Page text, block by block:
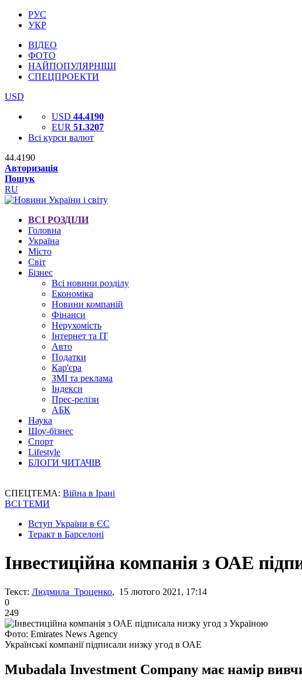
РУС
УКР
ВІДЕО
ФОТО
НАЙПОПУЛЯРНІШІ
СПЕЦПРОЕКТИ
USD
USD 44.4190
EUR 51.3207
Всі курси валют
44.4190
Авторизація
Пошук
RU
ВСІ РОЗДІЛИ
Головна
Україна
Місто
Світ
Бізнес
Всі новини розділу
Економіка
Новини компаній
Фінанси
Нерухомість
Інтернет та IT
Авто
Податки
Кар'єра
ЗМІ та реклама
Індекси
Прес-релізи
АБК
Наука
Шоу-бізнес
Спорт
Lifestyle
БЛОГИ ЧИТАЧІВ
СПЕЦТЕМА: Війна в Ірані
ВСІ ТЕМИ
Вступ України в ЄС
Теракт в Барселоні
Інвестиційна компанія з ОАЕ
Текст: Людмила Троценко, 15 лютого 2021, 17:14
0
249
Фото: Emirates News Agency
Українські компанії підписали низку угод в ОАЕ
Мubadala Investment Company має намір